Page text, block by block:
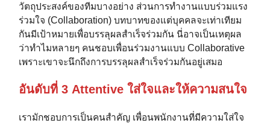
วัตถุประสงค์ของทีมบางอย่าง ส่วนการทำงานแบบร่วมแรง
ร่วมใจ (Collaboration) บทบาทของแต่บุคคลจะเท่าเทียม
กันมีเป้าหมายเพื่อบรรลุผลสำเร็จร่วมกัน นี่อาจเป็นเหตุผล
ว่าทำไมหลายๆ คนชอบเพื่อนร่วมงานแบบ Collaborative
เพราะเขาจะนึกถึงการบรรลุผลสำเร็จร่วมกันอยู่เสมอ
อันดับที่ 3 Attentive ใส่ใจและให้ความสนใจ
เรามักชอบการเป็นคนสำคัญ เพื่อนพนักงานที่มีความใส่ใจ